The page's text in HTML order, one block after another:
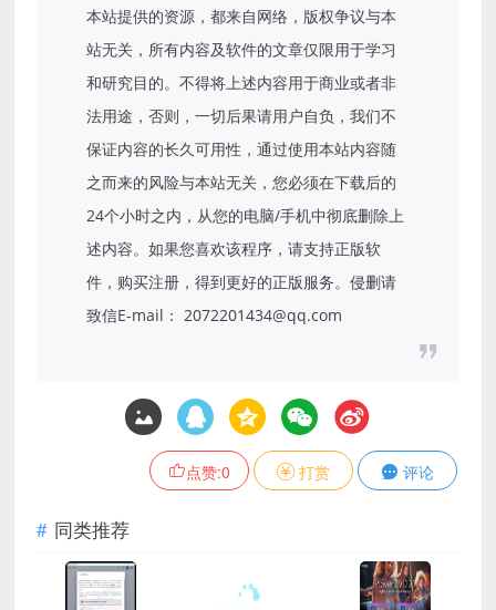
本站提供的资源，都来自网络，版权争议与本
站无关，所有内容及软件的文章仅限用于学习
和研究目的。不得将上述内容用于商业或者非
法用途，否则，一切后果请用户自负，我们不
保证内容的长久可用性，通过使用本站内容随
之而来的风险与本站无关，您必须在下载后的
24个小时之内，从您的电脑/手机中彻底删除上
述内容。如果您喜欢该程序，请支持正版软
件，购买注册，得到更好的正版服务。侵删请
致信E-mail： 2072201434@qq.com
评论
打赏
点赞:0
同类推荐